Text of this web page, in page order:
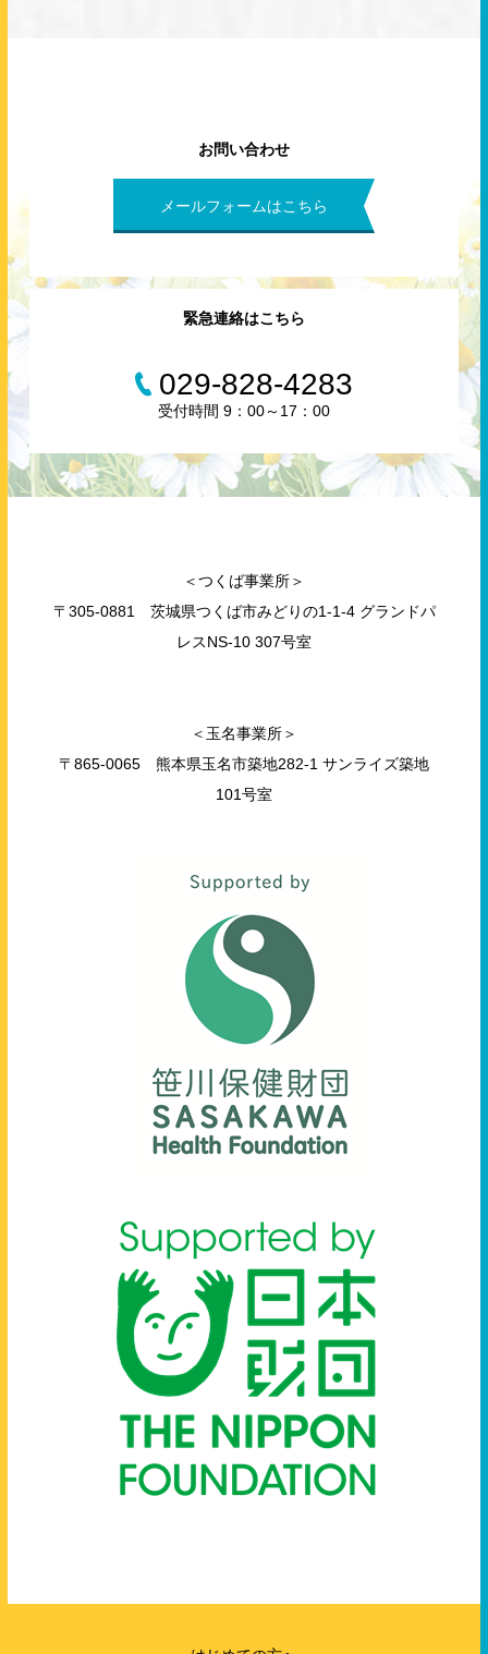
お問い合わせ
メールフォームはこちら
緊急連絡はこちら
029-828-4283
受付時間 9：00～17：00
＜つくば事業所＞
〒305-0881 茨城県つくば市みどりの1-1-4 グランドパ
レスNS-10 307号室
＜玉名事業所＞
〒865-0065 熊本県玉名市築地282-1 サンライズ築地
101号室